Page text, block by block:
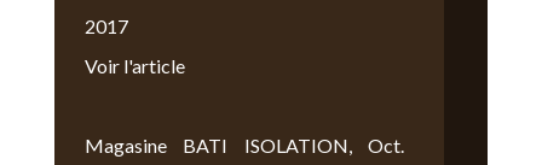
2017
Voir l'article
Magasine BATI ISOLATION, Oct.